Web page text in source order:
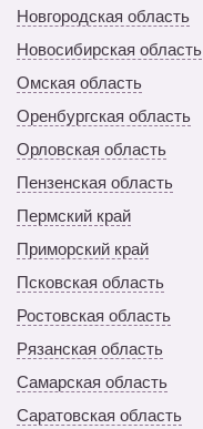
Новгородская область
Новосибирская область
Омская область
Оренбургская область
Орловская область
Пензенская область
Пермский край
Приморский край
Псковская область
Ростовская область
Рязанская область
Самарская область
Саратовская область